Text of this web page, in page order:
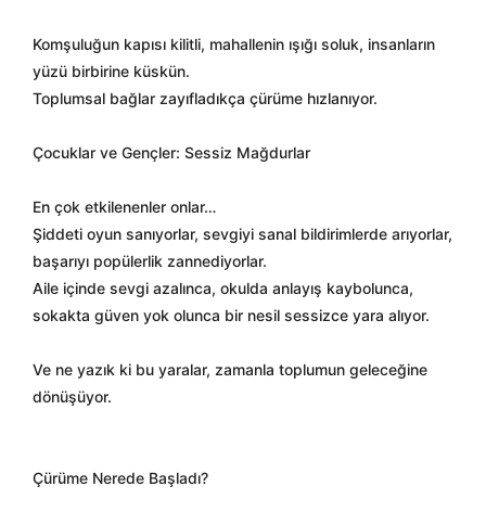
Komşuluğun kapısı kilitli, mahallenin ışığı soluk, insanların
yüzü birbirine küskün.
Toplumsal bağlar zayıfladıkça çürüme hızlanıyor.
Çocuklar ve Gençler: Sessiz Mağdurlar
En çok etkilenenler onlar…
Şiddeti oyun sanıyorlar, sevgiyi sanal bildirimlerde arıyorlar,
başarıyı popülerlik zannediyorlar.
Aile içinde sevgi azalınca, okulda anlayış kaybolunca,
sokakta güven yok olunca bir nesil sessizce yara alıyor.
Ve ne yazık ki bu yaralar, zamanla toplumun geleceğine
dönüşüyor.
Çürüme Nerede Başladı?